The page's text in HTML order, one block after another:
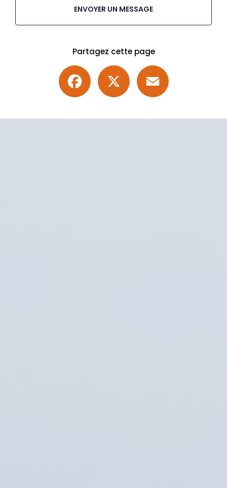
ENVOYER UN MESSAGE
Partagez cette page
Facebook